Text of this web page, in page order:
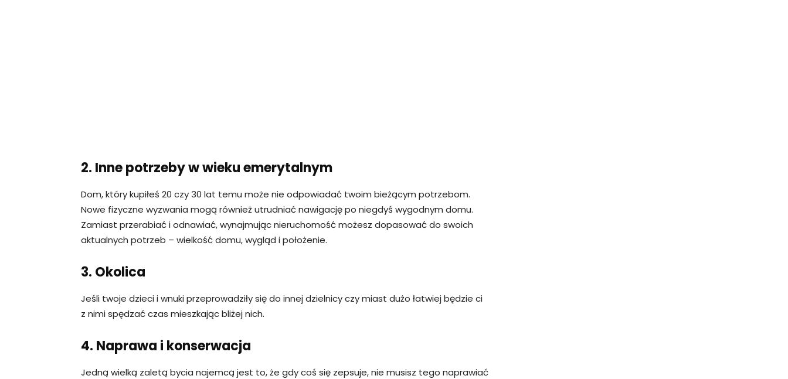
2. Inne potrzeby w wieku emerytalnym
Dom, który kupiłeś 20 czy 30 lat temu może nie odpowiadać twoim bieżącym potrzebom.
Nowe fizyczne wyzwania mogą również utrudniać nawigację po niegdyś wygodnym domu.
Zamiast przerabiać i odnawiać, wynajmując nieruchomość możesz dopasować do swoich
aktualnych potrzeb – wielkość domu, wygląd i położenie.
3. Okolica
Jeśli twoje dzieci i wnuki przeprowadziły się do innej dzielnicy czy miast dużo łatwiej będzie ci
z nimi spędzać czas mieszkając bliżej nich.
4. Naprawa i konserwacja
Jedną wielką zaletą bycia najemcą jest to, że gdy coś się zepsuje, nie musisz tego naprawiać